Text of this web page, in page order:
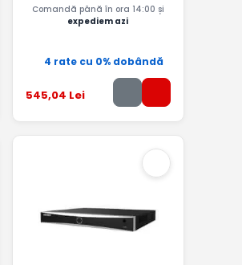
Comandă până în ora 14:00 și
expediem azi
4 rate cu 0% dobândă
545,04 Lei